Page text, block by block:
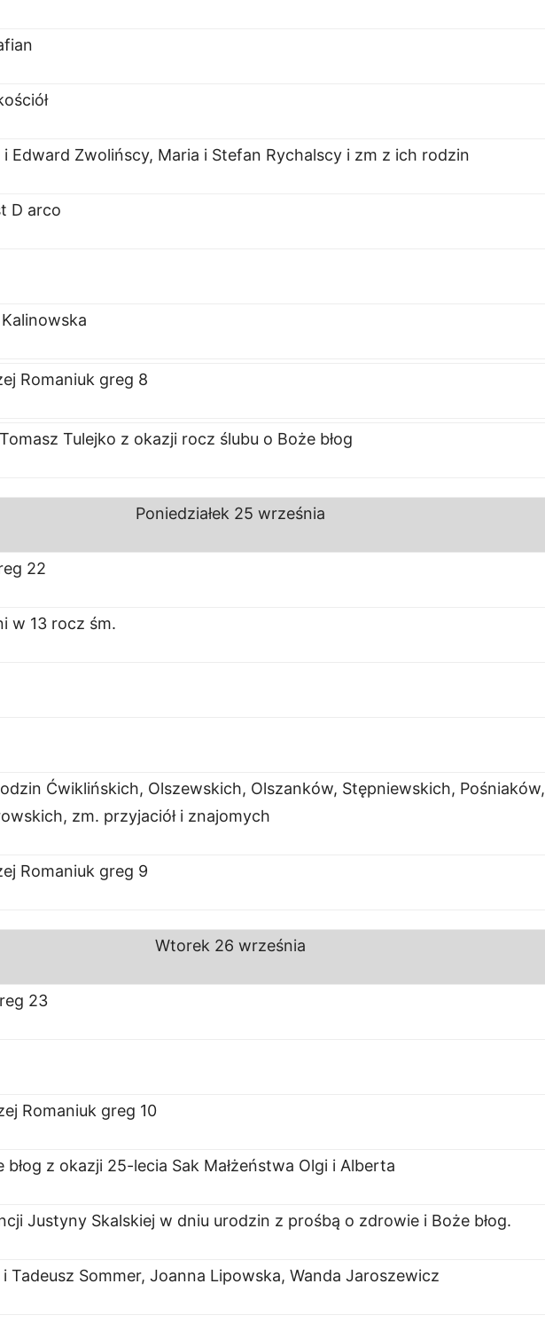
i Edward Zwolińscy, Maria i Stefan Rychalscy i zm z ich rodzin
D arco
Romaniuk greg 8
Tulejko z okazji rocz ślubu o Boże błog
Poniedziałek 25 września
22
w 13 rocz śm.
Ćwiklińskich, Olszewskich, Olszanków, Stępniewskich, Pośniaków,
zm. przyjaciół i znajomych
Romaniuk greg 9
Wtorek 26 września
23
Romaniuk greg 10
błog z okazji 25-lecia Sak Małżeństwa Olgi i Alberta
Justyny Skalskiej w dniu urodzin z prośbą o zdrowie i Boże błog.
i Tadeusz Sommer, Joanna Lipowska, Wanda Jaroszewicz